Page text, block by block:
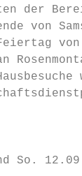
der
von
an
So.